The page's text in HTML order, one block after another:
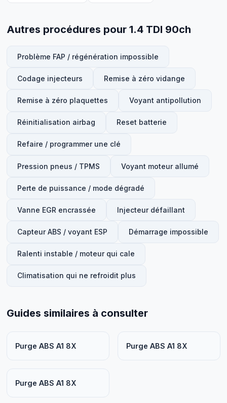
Autres procédures pour 1.4 TDI 90ch
Problème FAP / régénération impossible
Codage injecteurs Remise à zéro vidange
Remise à zéro plaquettes Voyant antipollution
Réinitialisation airbag Reset batterie
Refaire / programmer une clé
Pression pneus / TPMS Voyant moteur allumé
Perte de puissance / mode dégradé
Vanne EGR encrassée Injecteur défaillant
Capteur ABS / voyant ESP Démarrage impossible
Ralenti instable / moteur qui cale
Climatisation qui ne refroidit plus
Guides similaires à consulter
Purge ABS A1 8X Purge ABS A1 8X
Purge ABS A1 8X